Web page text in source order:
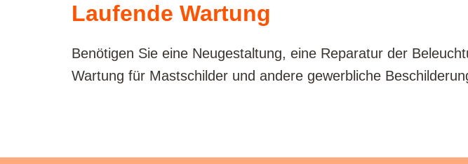
Laufende Wartung
Benötigen Sie eine Neugestaltung, eine Reparatur der
Wartung für Mastschilder und andere gewerbliche